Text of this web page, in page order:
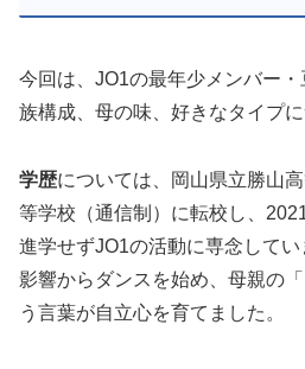
今回は、JO1の最年少メンバー
族構成、母の味、好きなタイプ
学歴については、岡山県立勝山
等学校（通信制）に転校し、
進学せずJO1の活動に専念して
影響からダンスを始め、母親の
う言葉が自立心を育てました。